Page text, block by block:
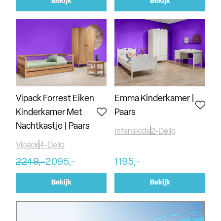
Vipack Forrest Eiken
Kinderkamer Met
Nachtkastje | Paars
Vipack4-Delig
2249,-2095,-
Bekijk
Emma Kinderkamer |
Paars
Infanskids2-Delig
1195,-
Bekijk